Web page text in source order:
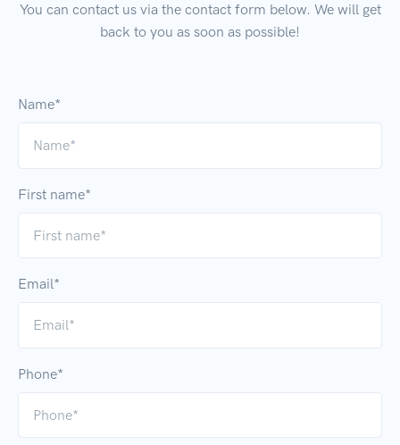
You can contact us via the contact form below. We will get
back to you as soon as possible!
Name*
First name*
Email*
Phone*